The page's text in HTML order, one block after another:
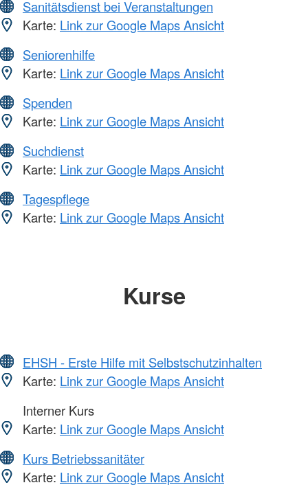
Sanitätsdienst bei Veranstaltungen
Karte: Link zur Google Maps Ansicht
Seniorenhilfe
Karte: Link zur Google Maps Ansicht
Spenden
Karte: Link zur Google Maps Ansicht
Suchdienst
Karte: Link zur Google Maps Ansicht
Tagespflege
Karte: Link zur Google Maps Ansicht
Kurse
EHSH - Erste Hilfe mit Selbstschutzinhalten
Karte: Link zur Google Maps Ansicht
Interner Kurs
Karte: Link zur Google Maps Ansicht
Kurs Betriebssanitäter
Karte: Link zur Google Maps Ansicht